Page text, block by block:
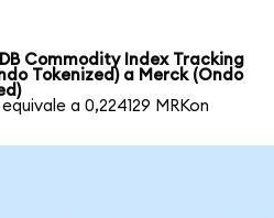
DB Commodity Index Tracking
Tokenized) a Merck (Ondo
equivale a 0,224129 MRKon